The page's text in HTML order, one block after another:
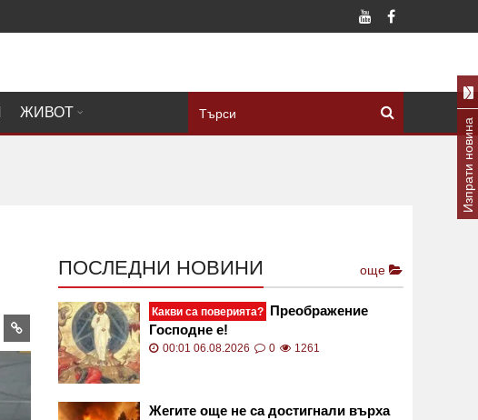
ЖИВОТ
ПОСЛЕДНИ НОВИНИ още
Какви са поверията? Преображение
Господне е!
00:01 06.08.2026 0 1261
Жегите още не са достигнали върха
Изпрати новина